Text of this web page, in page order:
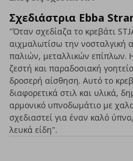
Σχεδιάστρια Ebba
"Όταν σχεδίαζα το κρεβάτι
αιχμαλωτίσω την νοσταλγική
παλιών, μεταλλικών
ζεστή και παραδοσιακή
δροσερή αίσθηση. Αυτό το
διαφορετικά στιλ και υλικά,
αρμονικό υπνοδωμάτιο με
σχεδιαστεί για έναν καλό
λευκά είδη".